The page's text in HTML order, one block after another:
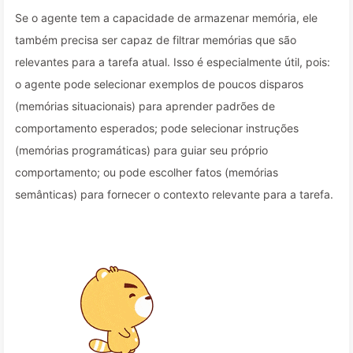
Se o agente tem a capacidade de armazenar memória, ele
também precisa ser capaz de filtrar memórias que são
relevantes para a tarefa atual. Isso é especialmente útil, pois:
o agente pode selecionar exemplos de poucos disparos
(memórias situacionais) para aprender padrões de
comportamento esperados; pode selecionar instruções
(memórias programáticas) para guiar seu próprio
comportamento; ou pode escolher fatos (memórias
semânticas) para fornecer o contexto relevante para a tarefa.